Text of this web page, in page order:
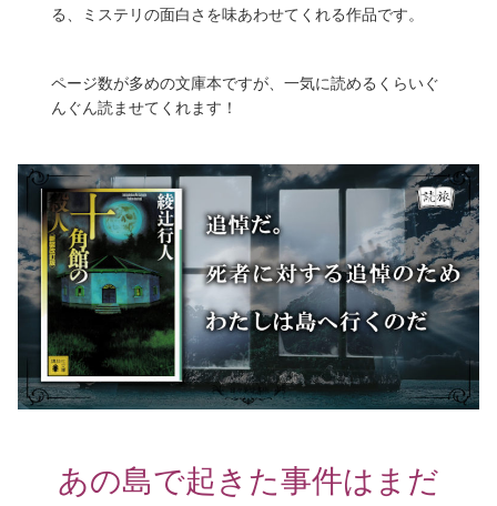
る、ミステリの面白さを味あわせてくれる作品です。
ページ数が多めの文庫本ですが、一気に読めるくらいぐ
んぐん読ませてくれます！
あの島で起きた事件はまだ